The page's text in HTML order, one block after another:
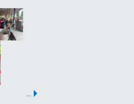
…